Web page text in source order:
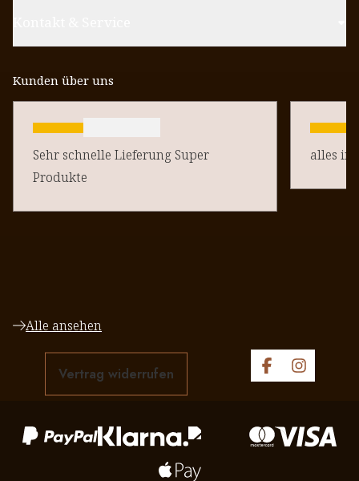
Kunden über uns
Sehr schnelle Lieferung Super
Produkte
alles in
Alle ansehen
Vertrag widerrufen